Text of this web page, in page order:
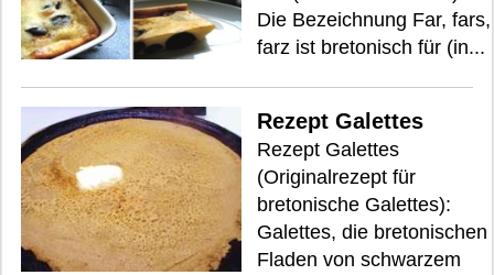
Die Bezeichnung Far, fars,
farz ist bretonisch für (in...
Rezept Galettes
Rezept Galettes
(Originalrezept für
bretonische Galettes):
Galettes, die bretonischen
Fladen von schwarzem